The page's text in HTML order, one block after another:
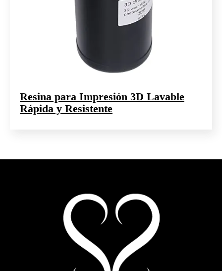
Resina para Impresión 3D Lavable
Rápida y Resistente